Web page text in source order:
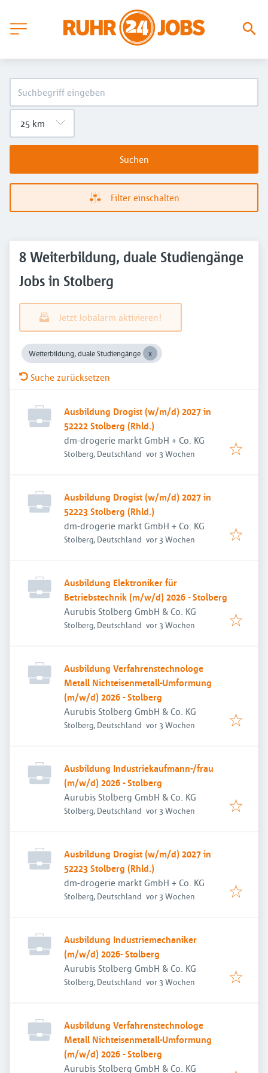
Suchen
Filter einschalten
8 Weiterbildung, duale Studiengänge
Jobs in Stolberg
Jetzt Jobalarm aktivieren!
Weiterbildung, duale Studiengänge
Suche zurücksetzen
Ausbildung Drogist (w/m/d) 2027 in
52222 Stolberg (Rhld.)
dm-drogerie markt GmbH + Co. KG
Stolberg, Deutschland Veröffentlicht
vor 3 Wochen
Ausbildung Drogist (w/m/d) 2027 in
52223 Stolberg (Rhld.)
dm-drogerie markt GmbH + Co. KG
Stolberg, Deutschland Veröffentlicht
vor 3 Wochen
Ausbildung Elektroniker für
Betriebstechnik (m/w/d) 2026 - Stolberg
Aurubis Stolberg GmbH & Co. KG
Stolberg, Deutschland Veröffentlicht
vor 3 Wochen
Ausbildung Verfahrenstechnologe
Metall Nichteisenmetall-Umformung
(m/w/d) 2026 - Stolberg
Aurubis Stolberg GmbH & Co. KG
Stolberg, Deutschland Veröffentlicht
vor 3 Wochen
Ausbildung Industriekaufmann-/frau
(m/w/d) 2026 - Stolberg
Aurubis Stolberg GmbH & Co. KG
Stolberg, Deutschland Veröffentlicht
vor 3 Wochen
Ausbildung Drogist (w/m/d) 2027 in
52223 Stolberg (Rhld.)
dm-drogerie markt GmbH + Co. KG
Stolberg, Deutschland Veröffentlicht
vor 3 Wochen
Ausbildung Industriemechaniker
(m/w/d) 2026- Stolberg
Aurubis Stolberg GmbH & Co. KG
Stolberg, Deutschland Veröffentlicht
vor 3 Wochen
Ausbildung Verfahrenstechnologe
Metall Nichteisenmetall-Umformung
(m/w/d) 2026 - Stolberg
Aurubis Stolberg GmbH & Co. KG